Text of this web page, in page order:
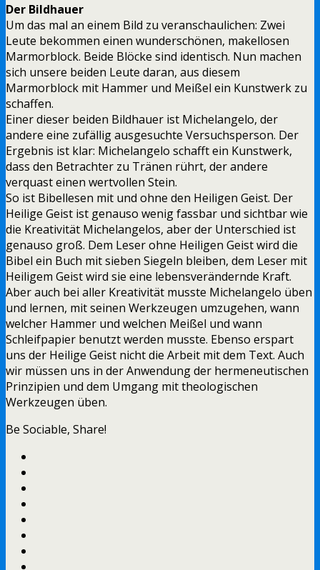
Der Bildhauer
Um das mal an einem Bild zu veranschaulichen: Zwei
Leute bekommen einen wunderschönen, makellosen
Marmorblock. Beide Blöcke sind identisch. Nun machen
sich unsere beiden Leute daran, aus diesem
Marmorblock mit Hammer und Meißel ein Kunstwerk zu
schaffen.
Einer dieser beiden Bildhauer ist Michelangelo, der
andere eine zufällig ausgesuchte Versuchsperson. Der
Ergebnis ist klar: Michelangelo schafft ein Kunstwerk,
dass den Betrachter zu Tränen rührt, der andere
verquast einen wertvollen Stein.
So ist Bibellesen mit und ohne den Heiligen Geist. Der
Heilige Geist ist genauso wenig fassbar und sichtbar wie
die Kreativität Michelangelos, aber der Unterschied ist
genauso groß. Dem Leser ohne Heiligen Geist wird die
Bibel ein Buch mit sieben Siegeln bleiben, dem Leser mit
Heiligem Geist wird sie eine lebensverändernde Kraft.
Aber auch bei aller Kreativität musste Michelangelo üben
und lernen, mit seinen Werkzeugen umzugehen, wann
welcher Hammer und welchen Meißel und wann
Schleifpapier benutzt werden musste. Ebenso erspart
uns der Heilige Geist nicht die Arbeit mit dem Text. Auch
wir müssen uns in der Anwendung der hermeneutischen
Prinzipien und dem Umgang mit theologischen
Werkzeugen üben.
Be Sociable, Share!